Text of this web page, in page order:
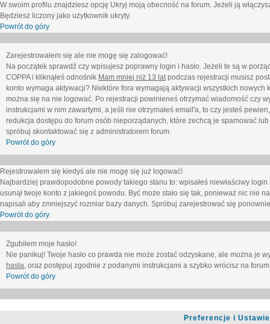
W swoim profilu znajdziesz opcję Ukryj moją obecność na forum. Jeżeli ją
Będziesz liczony jako użytkownik ukryty.
Powrót do góry
Zarejestrowałem się ale nie mogę się zalogować!
Na początek sprawdź czy wpisujesz poprawny login i hasło. Jeżeli te są w
COPPA i kliknąłeś odnośnik Mam mniej niż 13 latpodczas rejestracji musisz
konto wymaga aktywacji? Niektóre fora wymagają aktywacji wszystkich
można się na nie logować. Po rejestracji powinieneś otrzymać wiadomość czy
instrukcjami w nim zawartymi, a jeśli nie otrzymałeś email'a, to czy jesteś
redukcja dostępu do forum osób nieporządanych, które zechcą je spamować
spróbuj skontaktować się z administratorem forum.
Powrót do góry
Rejestrowałem się kiedyś ale nie mogę się już logować!
Najbardziej prawdopodobne powody takiego stanu to: wpisałeś niewłaściwy
usunął twoje konto z jakiegoś powodu. Być może stało się tak, ponieważ nic nie
napisali aby zmniejszyć rozmiar bazy danych. Spróbuj zarejestrować się
Powrót do góry
Zgubiłem moje hasło!
Nie panikuj! Twoje hasło co prawda nie może zostać odzyskane, ale można je
hasła, oraz postępuj zgodnie z podanymi instrukcjami a szybko wrócisz na forum
Powrót do góry
Preferencje i